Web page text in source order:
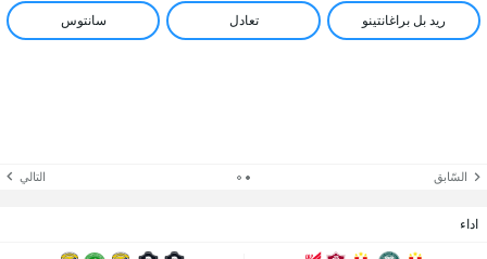
ريد بل براغانتينو تعادل سانتوس
السّابق التالي
اداء